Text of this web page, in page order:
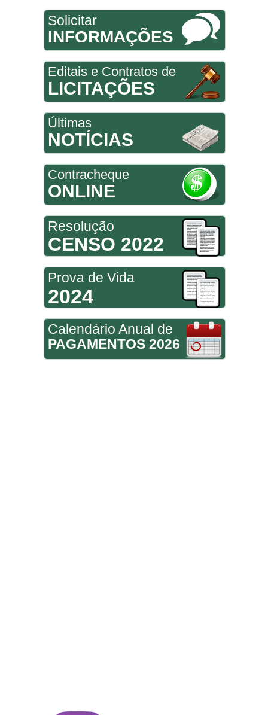
Solicitar
INFORMAÇÕES
Editais e Contratos de
LICITAÇÕES
Últimas
NOTÍCIAS
Contracheque
ONLINE
Resolução
CENSO 2022
Prova de Vida
2024
Calendário Anual de
PAGAMENTOS 2026